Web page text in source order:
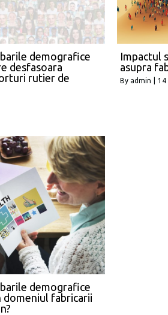
demografice
desfasoara
rutier de
Impactul
asupra
By admin 14
demografice
fabricarii